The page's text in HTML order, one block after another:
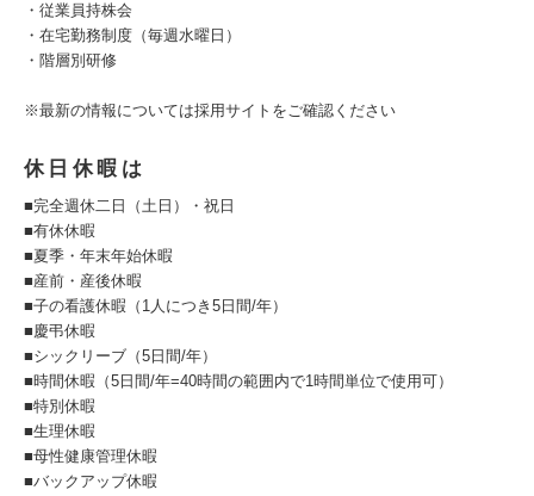
・従業員持株会
・在宅勤務制度（毎週水曜日）
・階層別研修
※最新の情報については採用サイトをご確認ください
休日休暇は
■完全週休二日（土日）・祝日
■有休休暇
■夏季・年末年始休暇
■産前・産後休暇
■子の看護休暇（1人につき5日間/年）
■慶弔休暇
■シックリーブ（5日間/年）
■時間休暇（5日間/年=40時間の範囲内で1時間単位で使用可）
■特別休暇
■生理休暇
■母性健康管理休暇
■バックアップ休暇